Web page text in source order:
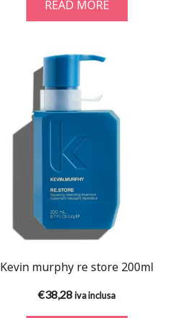
READ MORE
Kevin murphy re store 200ml
€38,28iva inclusa